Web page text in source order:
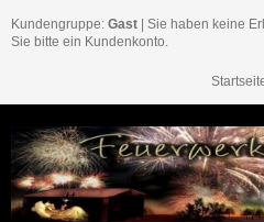
Kundengruppe: Gast | Sie haben keine
Sie bitte ein Kundenkonto.